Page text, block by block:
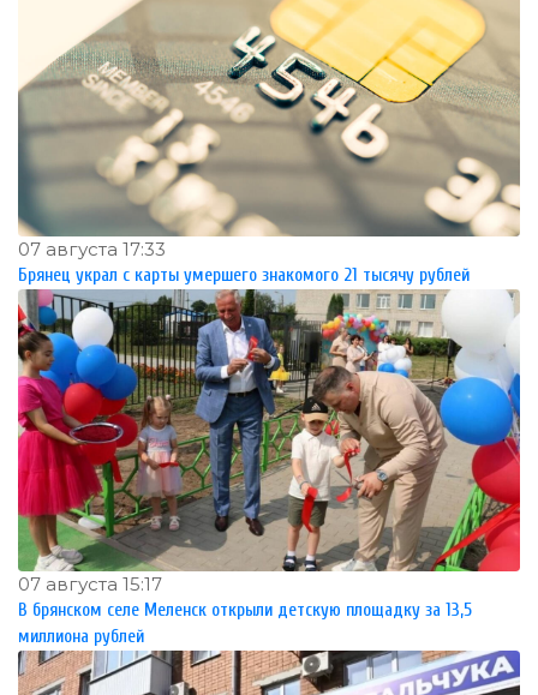
07 августа 17:33
Брянец украл с карты умершего знакомого 21 тысячу рублей
07 августа 15:17
В брянском селе Меленск открыли детскую площадку за 13,5
миллиона рублей